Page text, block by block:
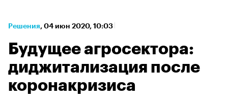
Решения⁠, 04 июн 2020, 10:03
Будущее агросектора:
диджитализация после
коронакризиса